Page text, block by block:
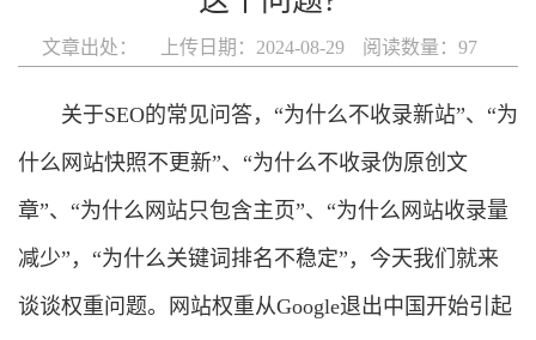
文章出处： 上传日期：2024-08-29 阅读数量： 97
关于SEO的常见问答，“为什么不收录新站”、“为
什么网站快照不更新”、“为什么不收录伪原创文
章”、“为什么网站只包含主页”、“为什么网站收录量
减少”，“为什么关键词排名不稳定”，今天我们就来
谈谈权重问题。网站权重从Google退出中国开始引起